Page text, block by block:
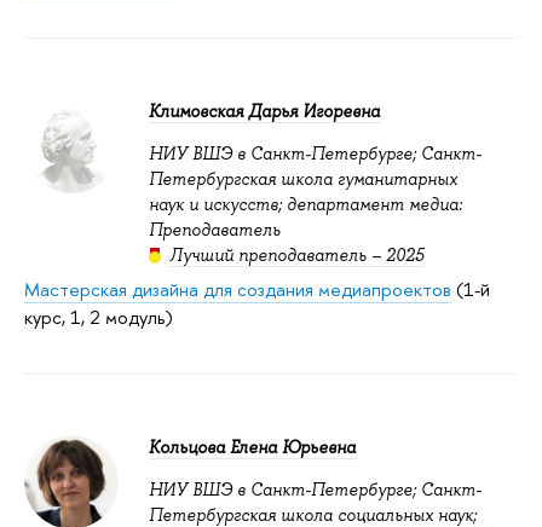
Климовская Дарья Игоревна
НИУ ВШЭ в Санкт-Петербурге; Санкт-
Петербургская школа гуманитарных
наук и искусств; департамент медиа:
Преподаватель
Лучший преподаватель – 2025
Мастерская дизайна для создания медиапроектов (1-й
курс, 1, 2 модуль)
Кольцова Елена Юрьевна
НИУ ВШЭ в Санкт-Петербурге; Санкт-
Петербургская школа социальных наук;